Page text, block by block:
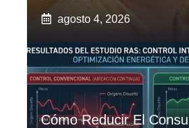
agosto 4, 2026
Cómo Reducir El